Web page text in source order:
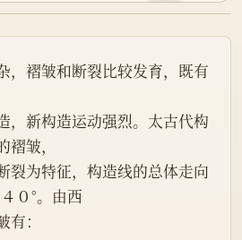
，褶皱和断裂比较发育，既有
，新构造运动强烈。太古代构
皱，
裂为特征，构造线的总体走向
０°。由西
：